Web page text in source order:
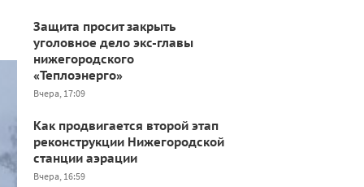
Защита просит закрыть
уголовное дело экс-главы
нижегородского
«Теплоэнерго»
Вчера, 17:09
Как продвигается второй этап
реконструкции Нижегородской
станции аэрации
Вчера, 16:59